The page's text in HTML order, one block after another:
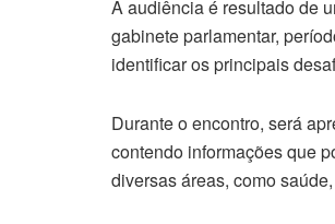
A audiência é resultado de
gabinete parlamentar,
identificar os principais
Durante o encontro, será
contendo informações que
diversas áreas, como